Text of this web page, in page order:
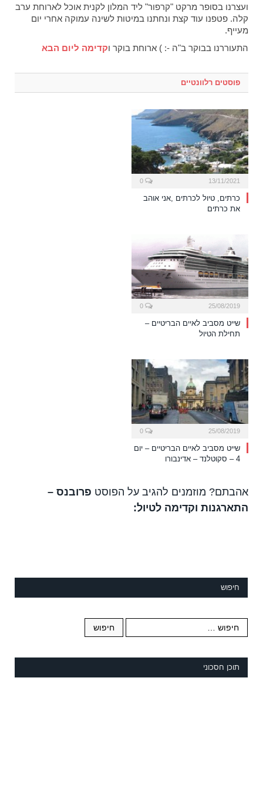
ועצרנו בסופר מרקט "קרפור" ליד המלון לקנית אוכל לארוחת ערב
קלה. פטפנו עוד קצת ונחתנו במיטות לשינה עמוקה אחרי יום
מעייף.
התעוררנו בבוקר ב"ה -: ) ארוחת בוקר וקדימה ליום הבא
פוסטים רלוונטיים
13/11/2021
כרתים, טיול לכרתים ,אני אוהב
את כרתים
25/08/2019
שייט מסביב לאיים הבריטיים –
תחילת הטיול
25/08/2019
שייט מסביב לאיים הבריטיים – יום
4 – סקוטלנד – אדינבורו
אהבתם? מוזמנים להגיב על הפוסט פרובנס –
התארגנות וקדימה לטיול:
חיפוש
תוכן חסכוני